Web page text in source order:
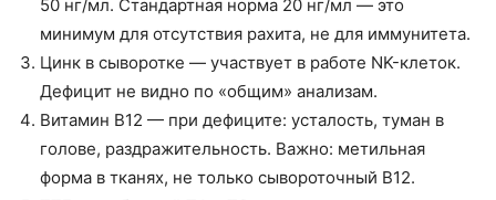
50 нг/мл. Стандартная норма 20 нг/мл — это
минимум для отсутствия рахита, не для иммунитета.
Цинк в сыворотке — участвует в работе NK-клеток.
Дефицит не видно по «общим» анализам.
Витамин B12 — при дефиците: усталость, туман в
голове, раздражительность. Важно: метильная
форма в тканях, не только сывороточный B12.